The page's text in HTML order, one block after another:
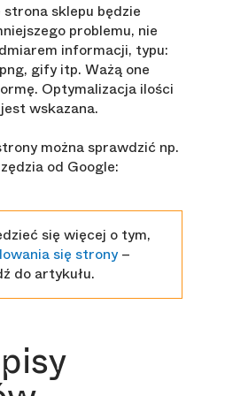
sklepu będzie
problemu, nie
informacji, typu:
gify itp. Ważą one
Optymalizacja ilości
wskazana.
można sprawdzić np.
od Google:
się więcej o tym,
się strony–
do artykułu.